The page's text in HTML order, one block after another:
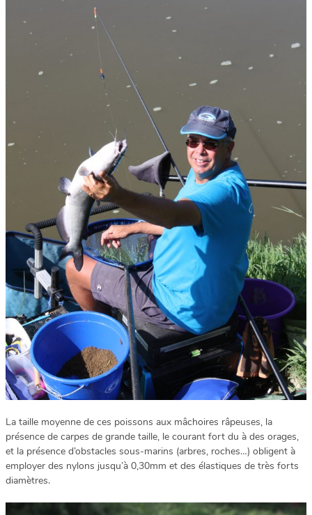
La taille moyenne de ces poissons aux mâchoires râpeuses, la
présence de carpes de grande taille, le courant fort du à des orages,
et la présence d’obstacles sous-marins (arbres, roches…) obligent à
employer des nylons jusqu’à 0,30mm et des élastiques de très forts
diamètres.